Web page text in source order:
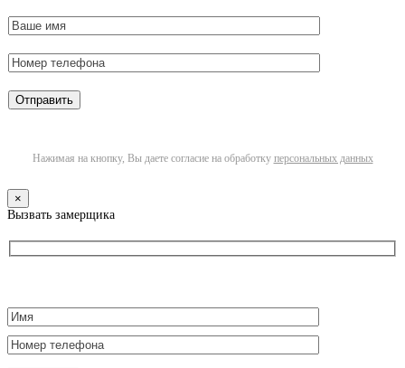
Нажимая на кнопку, Вы даете согласие на обработку персональных данных
×
Вызвать замерщика